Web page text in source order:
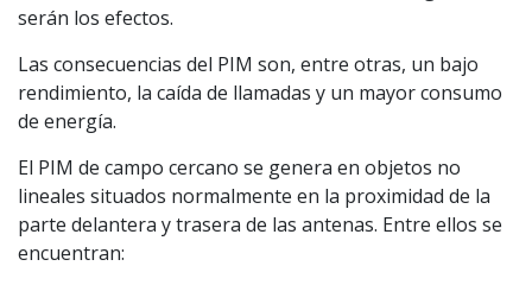
serán los efectos.
Las consecuencias del PIM son, entre otras, un bajo
rendimiento, la caída de llamadas y un mayor consumo
de energía.
El PIM de campo cercano se genera en objetos no
lineales situados normalmente en la proximidad de la
parte delantera y trasera de las antenas. Entre ellos se
encuentran: